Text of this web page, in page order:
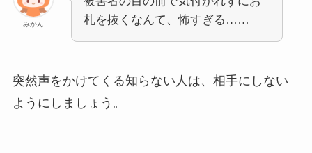
みかん
札を抜くなんて、怖すぎる……
突然声をかけてくる知らない人は、相手にしない
ようにしましょう。